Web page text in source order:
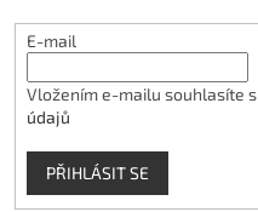
E-mail
Vložením e-mailu souhlasíte s
údajů
PŘIHLÁSIT SE